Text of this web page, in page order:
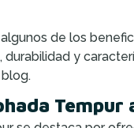
de los
y
Tempur